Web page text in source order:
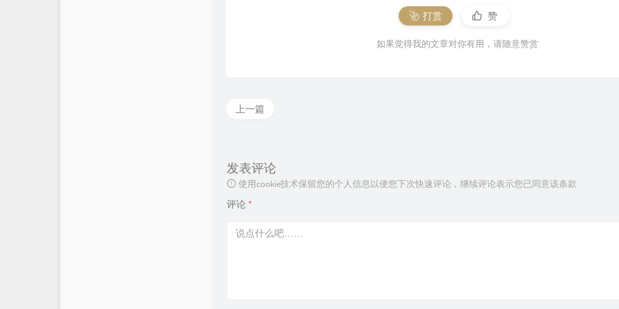
打赏 赞
如果觉得我的文章对你有用，请随意赞赏
上一篇
发表评论
使用cookie技术保留您的个人信息以便您下次快速评论，继续评论表示您已同意该条款
评论 *